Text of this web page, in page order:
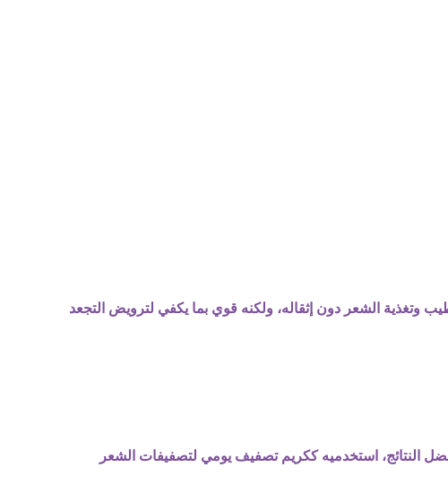
وتغذية الشعر دون إثقاله، ولكنه قوي بما يكفي لترويض التجعد
استخدميه ككريم تصفيف يومي لتصفيفات الشعر